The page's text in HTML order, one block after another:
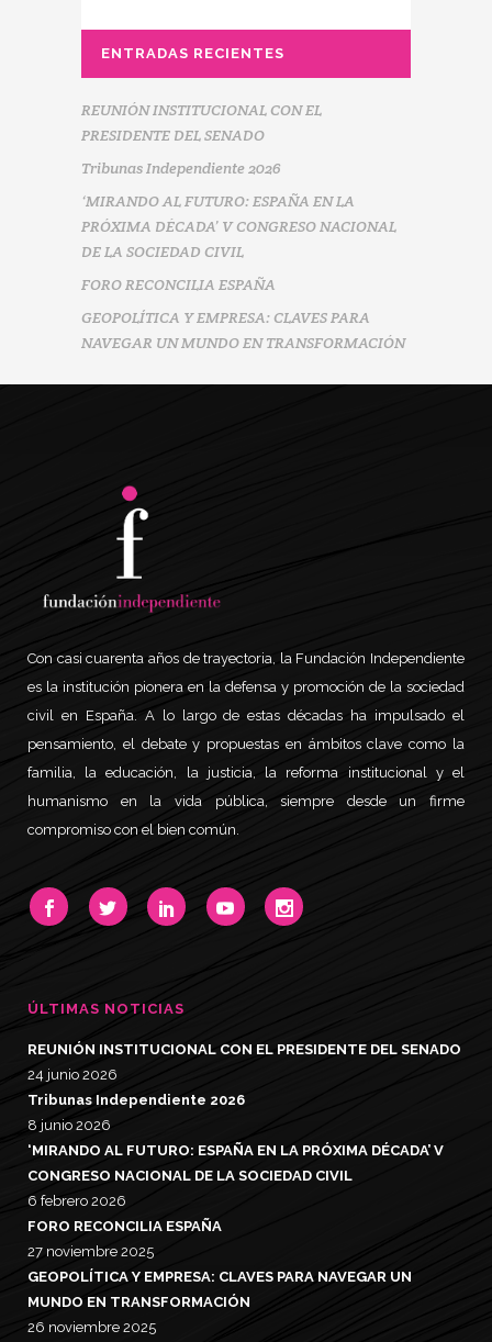
ENTRADAS RECIENTES
REUNIÓN INSTITUCIONAL CON EL
PRESIDENTE DEL SENADO
Tribunas Independiente 2026
‘MIRANDO AL FUTURO: ESPAÑA EN LA
PRÓXIMA DÉCADA’ V CONGRESO NACIONAL
DE LA SOCIEDAD CIVIL
FORO RECONCILIA ESPAÑA
GEOPOLÍTICA Y EMPRESA: CLAVES PARA
NAVEGAR UN MUNDO EN TRANSFORMACIÓN
Con casi cuarenta años de trayectoria, la Fundación Independiente
es la institución pionera en la defensa y promoción de la sociedad
civil en España. A lo largo de estas décadas ha impulsado el
pensamiento, el debate y propuestas en ámbitos clave como la
familia, la educación, la justicia, la reforma institucional y el
humanismo en la vida pública, siempre desde un firme
compromiso con el bien común.
ÚLTIMAS NOTICIAS
REUNIÓN INSTITUCIONAL CON EL PRESIDENTE DEL SENADO
24 junio 2026
Tribunas Independiente 2026
8 junio 2026
‘MIRANDO AL FUTURO: ESPAÑA EN LA PRÓXIMA DÉCADA’ V
CONGRESO NACIONAL DE LA SOCIEDAD CIVIL
6 febrero 2026
FORO RECONCILIA ESPAÑA
27 noviembre 2025
GEOPOLÍTICA Y EMPRESA: CLAVES PARA NAVEGAR UN
MUNDO EN TRANSFORMACIÓN
26 noviembre 2025